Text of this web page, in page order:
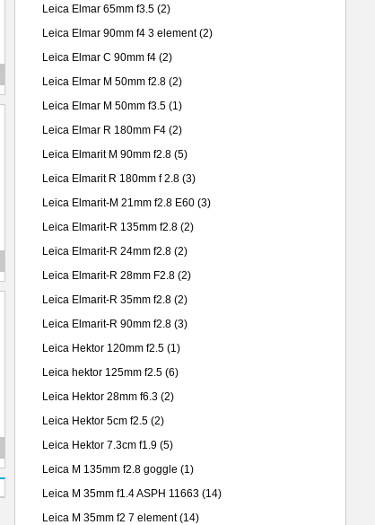
Leica Elmar 65mm f3.5 (2)
Leica Elmar 90mm f4 3 element(2)
Leica Elmar C 90mm f4 (2)
Leica Elmar M 50mm f2.8 (2)
Leica Elmar M 50mm f3.5 (1)
Leica Elmar R 180mm F4 (2)
Leica Elmarit M 90mm f2.8 (5)
Leica Elmarit R 180mm f 2.8 (3)
Leica Elmarit-M 21mm f2.8 E60 (3)
Leica Elmarit-R 135mm f2.8 (2)
Leica Elmarit-R 24mm f2.8 (2)
Leica Elmarit-R 28mm F2.8 (2)
Leica Elmarit-R 35mm f2.8 (2)
Leica Elmarit-R 90mm f2.8 (3)
Leica Hektor 120mm f2.5 (1)
Leica hektor 125mm f2.5 (6)
Leica Hektor 28mm f6.3 (2)
Leica Hektor 5cm f2.5 (2)
Leica Hektor 7.3cm f1.9 (5)
Leica M 135mm f2.8 goggle (1)
Leica M 35mm f1.4 ASPH 11663 (14)
Leica M 35mm f2 7 element(14)